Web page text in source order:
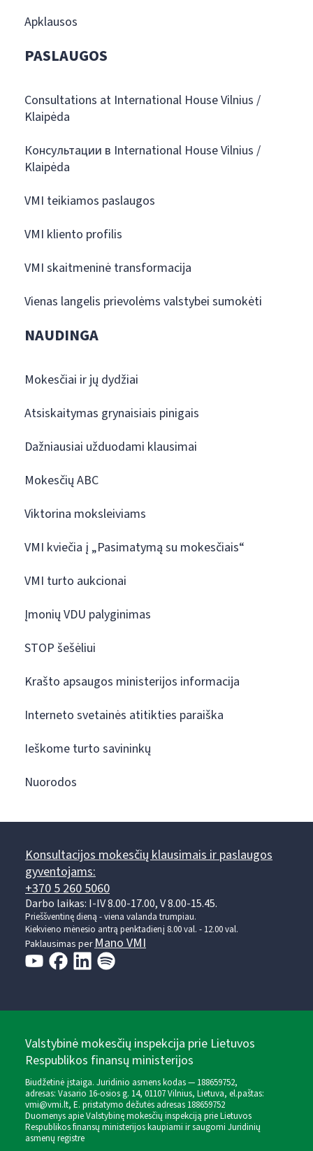
Apklausos
PASLAUGOS
Consultations at International House Vilnius /
Klaipėda
Консультации в International House Vilnius /
Klaipėda
VMI teikiamos paslaugos
VMI kliento profilis
VMI skaitmeninė transformacija
Vienas langelis prievolėms valstybei sumokėti
NAUDINGA
Mokesčiai ir jų dydžiai
Atsiskaitymas grynaisiais pinigais
Dažniausiai užduodami klausimai
Mokesčių ABC
Viktorina moksleiviams
VMI kviečia į „Pasimatymą su mokesčiais“
VMI turto aukcionai
Įmonių VDU palyginimas
STOP šešėliui
Krašto apsaugos ministerijos informacija
Interneto svetainės atitikties paraiška
Ieškome turto savininkų
Nuorodos
Konsultacijos mokesčių klausimais ir paslaugos
gyventojams:
+370 5 260 5060
Darbo laikas: I-IV 8.00-17.00, V 8.00-15.45.
Prieššventinę dieną - viena valanda trumpiau.
Kiekvieno mėnesio antrą penktadienį 8.00 val. - 12.00 val.
Paklausimas perMano VMI
Valstybinė mokesčių inspekcija prie Lietuvos
Respublikos finansų ministerijos
Biudžetinė įstaiga. Juridinio asmens kodas — 188659752,
adresas: Vasario 16-osios g. 14, 01107 Vilnius, Lietuva, el.paštas:
vmi@vmi.lt, E. pristatymo dėžutės adresas 188659752
Duomenys apie Valstybinę mokesčių inspekciją prie Lietuvos
Respublikos finansų ministerijos kaupiami ir saugomi Juridinių
asmenų registre